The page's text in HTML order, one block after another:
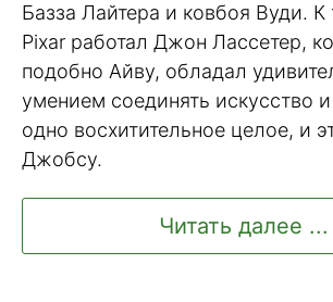
Базза Лайтера и ковбоя Вуди.
Pixar работал Джон Лассетер,
подобно Айву, обладал
умением соединять искусство
одно восхитительное целое, и
Джобсу.
Читать далее ...